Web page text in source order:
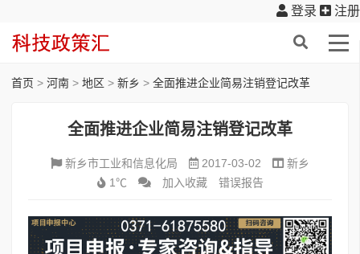
登录 注册
首页 > 河南 > 地区 > 新乡 > 全面推进企业简易注销登记改革
全面推进企业简易注销登记改革
新乡市工业和信息化局 2017-03-02
新乡
1℃
加入收藏 错误报告